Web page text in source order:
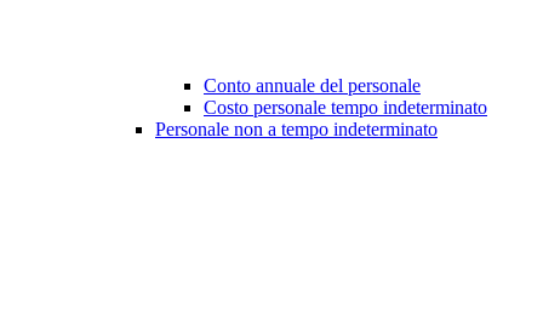
Conto annuale del personale
Costo personale tempo indeterminato
Personale non a tempo indeterminato